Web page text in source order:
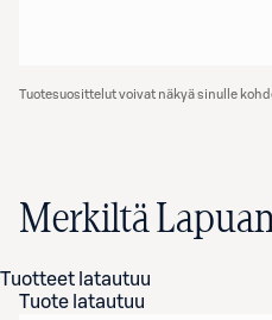
Tuotesuosittelut voivat näkyä sinulle
Merkiltä
Tuotteet latautuu
Tuote latautuu